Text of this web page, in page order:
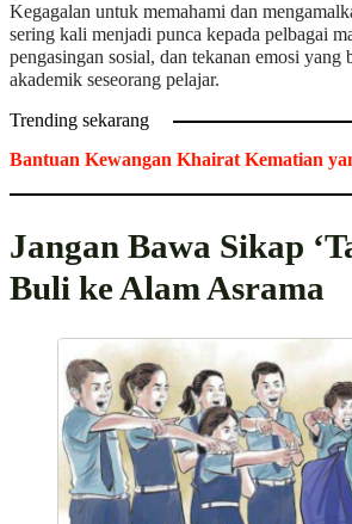
Kegagalan untuk memahami dan
sering kali menjadi punca kepada pelbagai
pengasingan sosial, dan tekanan emosi yang
akademik seseorang pelajar.
Trending sekarang
Bantuan Kewangan Khairat Kematian
Jangan Bawa Sikap
Buli ke Alam Asrama